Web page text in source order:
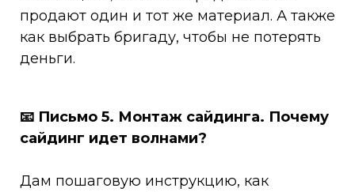
продают один и тот же материал. А также
как выбрать бригаду, чтобы не потерять
деньги.
📧 Письмо 5. Монтаж сайдинга. Почему
сайдинг идет волнами?
Дам пошаговую инструкцию, как